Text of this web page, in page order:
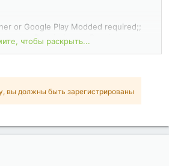
or Google Play Modded required;;
Permissions + Receivers +
tags name of the corresponding java
чтобы раскрыть...
вы должны быть зарегистрированы